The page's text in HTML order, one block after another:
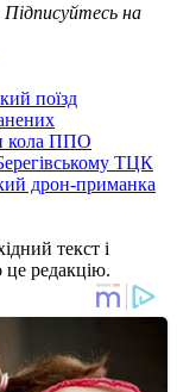
Підписуйтесь на
поїзд
кола ППО
ТЦК
дрон-приманка
текст і
редакцію.